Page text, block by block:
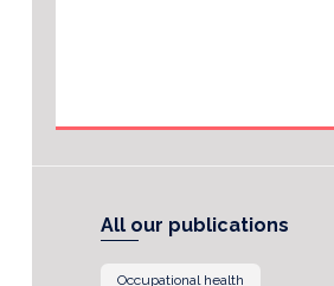
All our publications
Occupational health